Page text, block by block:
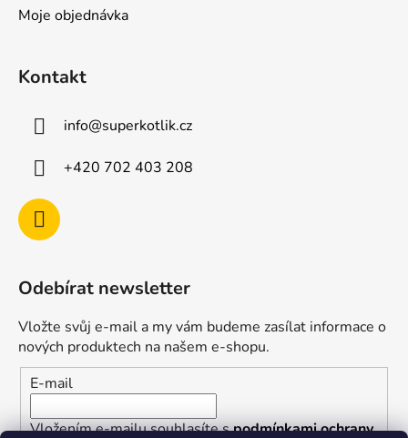
Moje objednávka
Kontakt
info@superkotlik.cz
+420 702 403 208
Odebírat newsletter
Vložte svůj e-mail a my vám budeme zasílat informace o
nových produktech na našem e-shopu.
E-mail
Vložením e-mailu souhlasíte spodmínkami ochrany